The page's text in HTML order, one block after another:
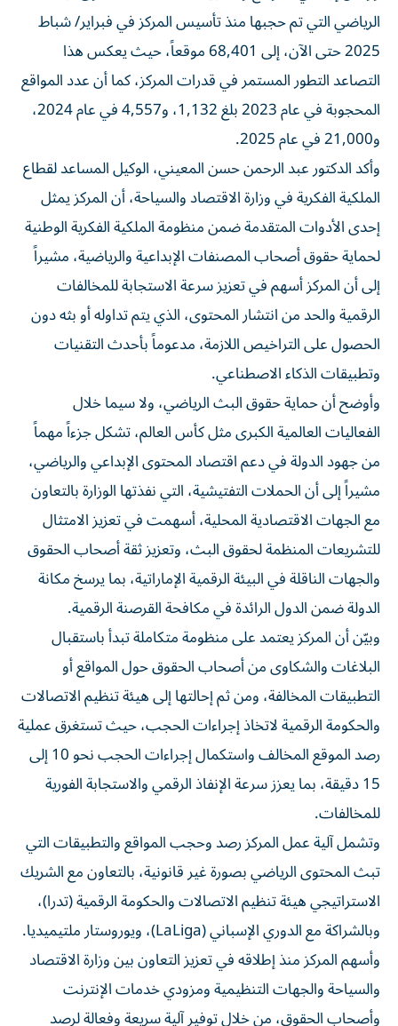
الرياضي التي تم حجبها منذ تأسيس المركز في فبراير/ شباط
2025 حتى الآن، إلى 68,401 موقعاً، حيث يعكس هذا
التصاعد التطور المستمر في قدرات المركز، كما أن عدد المواقع
المحجوبة في عام 2023 بلغ 1,132، و4,557 في عام 2024،
و21,000 في عام 2025.
وأكد الدكتور عبد الرحمن حسن المعيني، الوكيل المساعد لقطاع
الملكية الفكرية في وزارة الاقتصاد والسياحة، أن المركز يمثل
إحدى الأدوات المتقدمة ضمن منظومة الملكية الفكرية الوطنية
لحماية حقوق أصحاب المصنفات الإبداعية والرياضية، مشيراً
إلى أن المركز أسهم في تعزيز سرعة الاستجابة للمخالفات
الرقمية والحد من انتشار المحتوى، الذي يتم تداوله أو بثه دون
الحصول على التراخيص اللازمة، مدعوماً بأحدث التقنيات
وتطبيقات الذكاء الاصطناعي.
وأوضح أن حماية حقوق البث الرياضي، ولا سيما خلال
الفعاليات العالمية الكبرى مثل كأس العالم، تشكل جزءاً مهماً
من جهود الدولة في دعم اقتصاد المحتوى الإبداعي والرياضي،
مشيراً إلى أن الحملات التفتيشية، التي نفذتها الوزارة بالتعاون
مع الجهات الاقتصادية المحلية، أسهمت في تعزيز الامتثال
للتشريعات المنظمة لحقوق البث، وتعزيز ثقة أصحاب الحقوق
والجهات الناقلة في البيئة الرقمية الإماراتية، بما يرسخ مكانة
الدولة ضمن الدول الرائدة في مكافحة القرصنة الرقمية.
وبيّن أن المركز يعتمد على منظومة متكاملة تبدأ باستقبال
البلاغات والشكاوى من أصحاب الحقوق حول المواقع أو
التطبيقات المخالفة، ومن ثم إحالتها إلى هيئة تنظيم الاتصالات
والحكومة الرقمية لاتخاذ إجراءات الحجب، حيث تستغرق عملية
رصد الموقع المخالف واستكمال إجراءات الحجب نحو 10 إلى
15 دقيقة، بما يعزز سرعة الإنفاذ الرقمي والاستجابة الفورية
للمخالفات.
وتشمل آلية عمل المركز رصد وحجب المواقع والتطبيقات التي
تبث المحتوى الرياضي بصورة غير قانونية، بالتعاون مع الشريك
الاستراتيجي هيئة تنظيم الاتصالات والحكومة الرقمية (تدرا)،
وبالشراكة مع الدوري الإسباني (LaLiga)، ويوروستار ملتيميديا.
وأسهم المركز منذ إطلاقه في تعزيز التعاون بين وزارة الاقتصاد
والسياحة والجهات التنظيمية ومزودي خدمات الإنترنت
وأصحاب الحقوق، من خلال توفير آلية سريعة وفعالة لرصد